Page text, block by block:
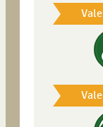
Vale
Vale